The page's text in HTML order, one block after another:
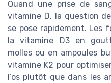
Quand une prise de
vitamine D, la question
se pose rapidement. Les
la vitamine D3 en
molles ou en ampoules
vitamine K2 pour
l’os plutôt que dans les